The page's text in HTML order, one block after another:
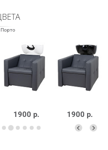
1900 р. 1900 р.